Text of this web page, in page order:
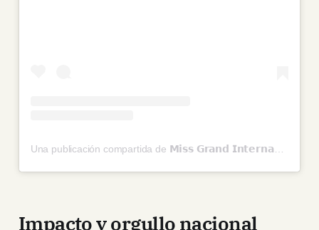
Una publicación compartida de 𝗠𝗶𝘀𝘀 𝗚𝗿𝗮𝗻𝗱 𝗜𝗻𝘁𝗲𝗿𝗻𝗮𝘁𝗶𝗼𝗻𝗮𝗹 (@missgrandinternational)
Impacto y orgullo nacional